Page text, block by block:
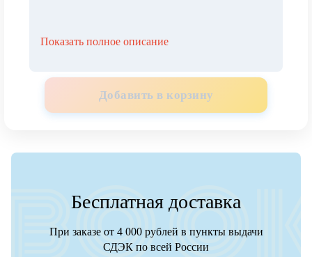
Показать полное описание
Добавить в корзину
Бесплатная доставка
При заказе от 4 000 рублей в пункты выдачи
СДЭК по всей России